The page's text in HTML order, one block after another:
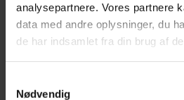
analysepartnere. Vores partnere
data med andre oplysninger, du
de har indsamlet fra din brug af
Nødvendig